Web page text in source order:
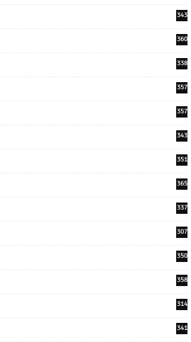
343
360
338
357
357
343
351
365
337
307
350
358
314
341